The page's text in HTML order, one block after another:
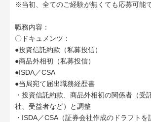
※当初、全てのご経験が無くても応募可能で
職務内容：
〇ドキュメンツ：
●投資信託約款（私募投信）
●商品外相初（私募投信）
●ISDA／CSA
●当局宛て届出職務経歴書
・投資信託約款、商品外相初の関係者（受
社、受益者など）と調整
・ISDA／CSA（証券会社作成のドラフト